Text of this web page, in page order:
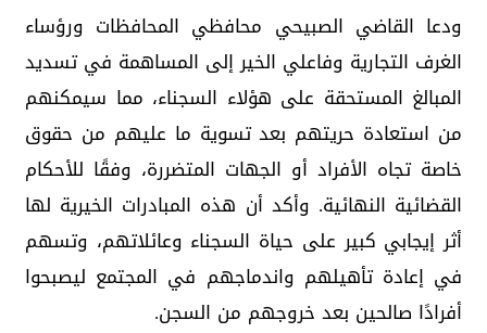
ودعا القاضي الصبيحي محافظي المحافظات ورؤساء
الغرف التجارية وفاعلي الخير إلى المساهمة في تسديد
المبالغ المستحقة على هؤلاء السجناء، مما سيمكنهم
من استعادة حريتهم بعد تسوية ما عليهم من حقوق
خاصة تجاه الأفراد أو الجهات المتضررة، وفقًا للأحكام
القضائية النهائية. وأكد أن هذه المبادرات الخيرية لها
أثر إيجابي كبير على حياة السجناء وعائلاتهم، وتسهم
في إعادة تأهيلهم واندماجهم في المجتمع ليصبحوا
أفرادًا صالحين بعد خروجهم من السجن.